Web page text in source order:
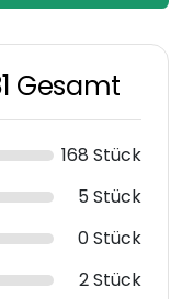
Gesamt
168 Stück
5 Stück
0 Stück
2 Stück